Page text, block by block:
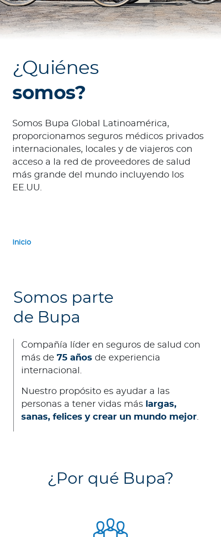
Ingresar a Mi Bupa
Para Agentes
Red de Salud
Contáctanos
¿Quiénes
somos?
Somos Bupa Global Latinoamérica,
proporcionamos seguros médicos privados
internacionales, locales y de viajeros con
acceso a la red de proveedores de salud
más grande del mundo incluyendo los
EE.UU.
Inicio
Somos parte
de Bupa
Compañía líder en seguros de salud con
más de 75 años de experiencia
internacional.
Nuestro propósito es ayudar a las
personas a tener vidas más largas,
sanas, felices y crear un mundo mejor.
¿Por qué Bupa?